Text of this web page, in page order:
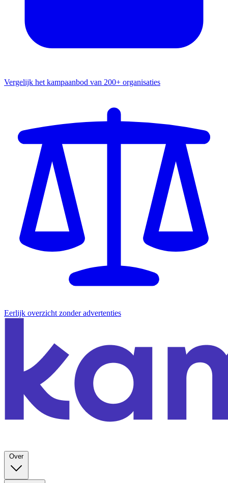
Vergelijk het kampaanbod van 200+ organisaties
Eerlijk overzicht zonder advertenties
Over